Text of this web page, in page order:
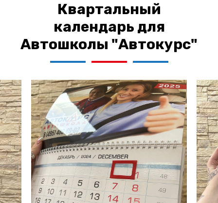
Квартальный
календарь для
Автошколы "Автокурс"